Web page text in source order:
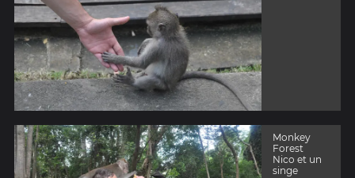
Monkey
Forest
Nico et un
singe